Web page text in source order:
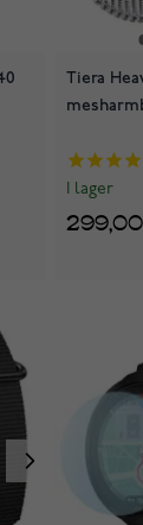
Tiera
I lager